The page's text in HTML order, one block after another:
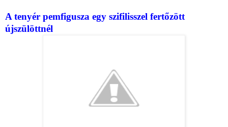
A tenyér pemfigusza egy szifilisszel fertőzött
újszülöttnél